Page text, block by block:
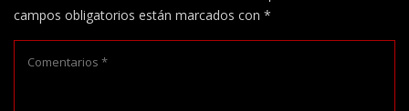
campos obligatorios están marcados con *